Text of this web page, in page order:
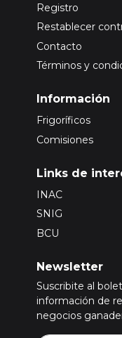
Registro
Restablecer
Contacto
Términos y
Información
Frigoríficos
Comisiones
Links de
INAC
SNIG
BCU
Newsletter
Suscribite al
información de
negocios